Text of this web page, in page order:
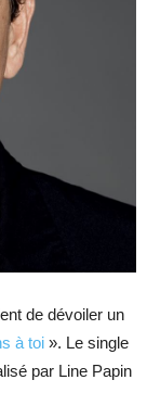
de dévoiler un
à toi ». Le single
par Line Papin